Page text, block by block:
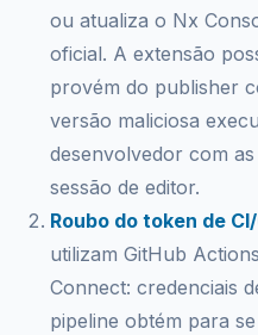
ou atualiza o Nx
oficial. A extensão
provém do publisher
versão maliciosa
desenvolvedor com
sessão de editor.
Roubo do token de
utilizam GitHub
Connect: credenciais
pipeline obtém para